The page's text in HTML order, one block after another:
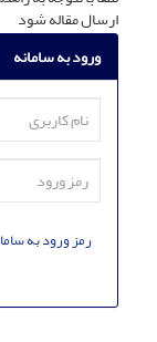
ارسال مقاله شود
ورود به سامانه
رمز ورود به